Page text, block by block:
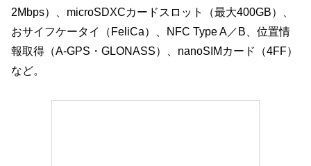
2Mbps）、microSDXCカードスロット（最大400GB）、
おサイフケータイ（FeliCa）、NFC Type A／B、位置情
報取得（A-GPS・GLONASS）、nanoSIMカード（4FF）
など。